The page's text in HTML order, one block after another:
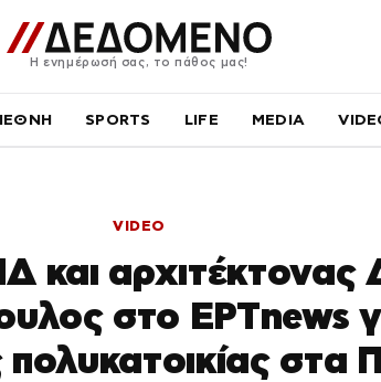
Η ενημέρωσή σας, το πάθος μας!
SPORTS LIFE MEDIA
VIDEO
και αρχιτέκτονας
στο ΕΡΤnews
στα